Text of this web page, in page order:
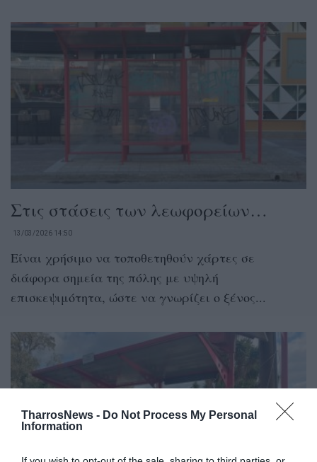
TharrosNews - Do Not Process My Personal
Information
Στις στάσεις των λεωφορείων…
13/03/2026 14:50
Είναι χρήσιμο να τοποθετηθούν χάρτες σε
διάφορα σημεία της πόλης με υψηλή
επισκεψιμότητα, ώστε να γνωρίζει ο ξένος...